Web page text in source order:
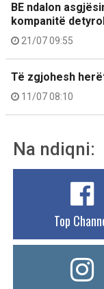
BE ndalon
kompanitë
21/07 09:55
Të zgjohesh
11/07 08:10
Na ndiqni:
Top